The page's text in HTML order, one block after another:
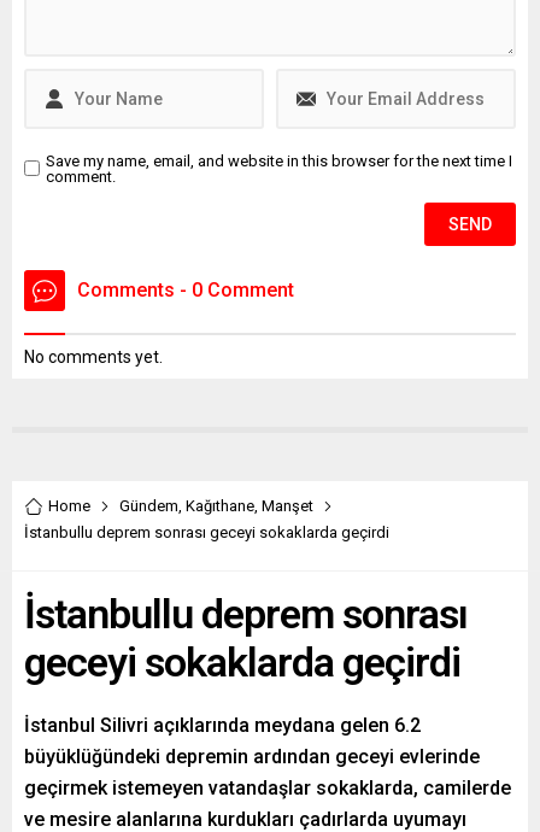
intiharımı erteledim" yazılı
Save my name, email, and website in this browser for the next time I
comment.
Comments - 0 Comment
No comments yet.
Home Gündem Kağıthane Manşet
İstanbullu deprem sonrası geceyi sokaklarda geçirdi
İstanbullu deprem sonrası
geceyi sokaklarda geçirdi
İstanbul Silivri açıklarında meydana gelen 6.2
büyüklüğündeki depremin ardından geceyi evlerinde
geçirmek istemeyen vatandaşlar sokaklarda, camilerde
ve mesire alanlarına kurdukları çadırlarda uyumayı